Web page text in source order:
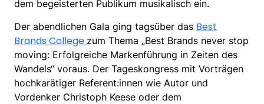
dem begeisterten Publikum musikalisch ein.
Der abendlichen Gala ging tagsüber das Best
Brands College zum Thema „Best Brands never stop
moving: Erfolgreiche Markenführung in Zeiten des
Wandels“ voraus. Der Tageskongress mit Vorträgen
hochkarätiger Referent:innen wie Autor und
Vordenker Christoph Keese oder dem